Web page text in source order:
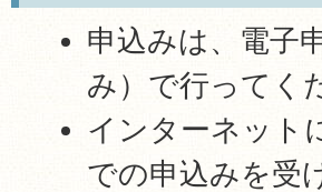
申込みは、電子
み）で行ってく
インターネット
での申込みを受